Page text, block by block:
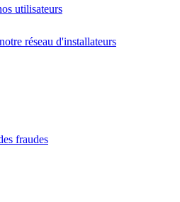
utilisateurs
réseau d'installateurs
fraudes